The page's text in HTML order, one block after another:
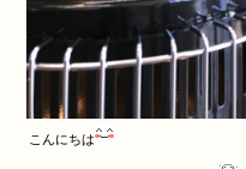
こんにちは